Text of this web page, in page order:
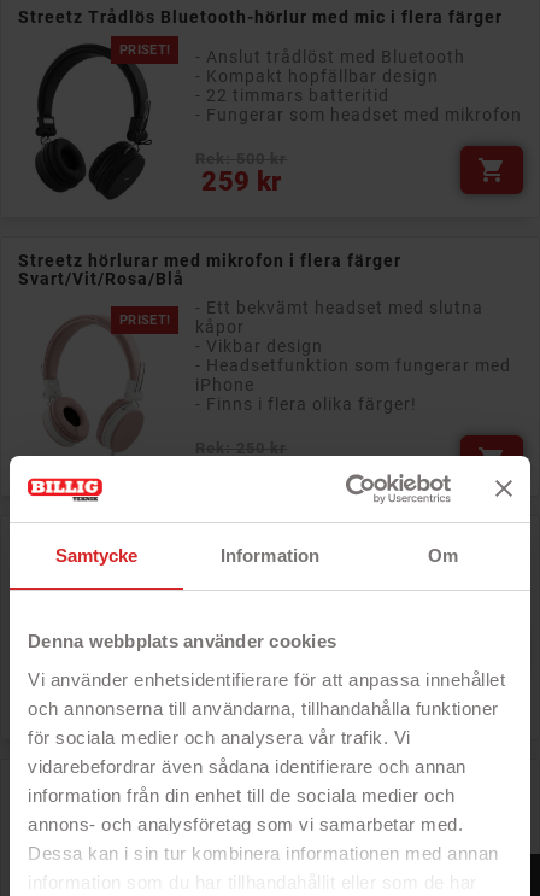
Samtycke Information Om
Denna webbplats använder cookies
Vi använder enhetsidentifierare för att anpassa innehållet
och annonserna till användarna, tillhandahålla funktioner
för sociala medier och analysera vår trafik. Vi
vidarebefordrar även sådana identifierare och annan
information från din enhet till de sociala medier och
annons- och analysföretag som vi samarbetar med.
Dessa kan i sin tur kombinera informationen med annan
information som du har tillhandahållit eller som de har
Streetz Trådlös Bluetooth-hörlur med mic i flera färger
PRISET!
- Anslut trådlöst med Bluetooth
- Kompakt hopfällbar design
- 22 timmars batteritid
- Fungerar som headset med mikrofon
259 kr
Pris 
Streetz hörlurar med mikrofon i flera färger
Svart/Vit/Rosa/Blå
PRISET!
- Ett bekvämt headset med slutna
kåpor
- Vikbar design
- Headsetfunktion som fungerar med
iPhone
- Finns i flera olika färger!

Rek: 100 kr
mm, svart/röd